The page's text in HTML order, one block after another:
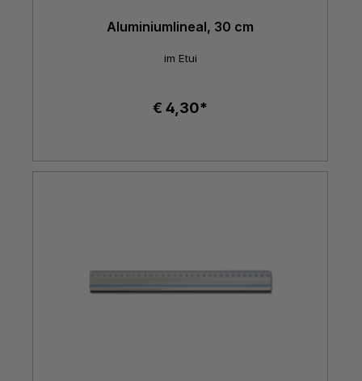
Aluminiumlineal, 30 cm
im Etui
€ 4,30*